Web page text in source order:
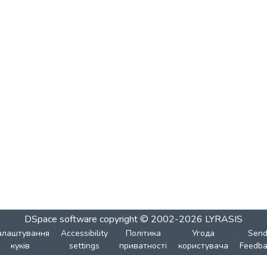
DSpace software copyright © 2002-2026 LYRASIS
куків
Accessibility
settings
Політика
приватності
Угода
користувача
Send